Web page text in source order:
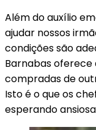
Além do auxílio
ajudar nossos
condições são
Barnabas oferece
compradas de
Isto é o que os
esperando